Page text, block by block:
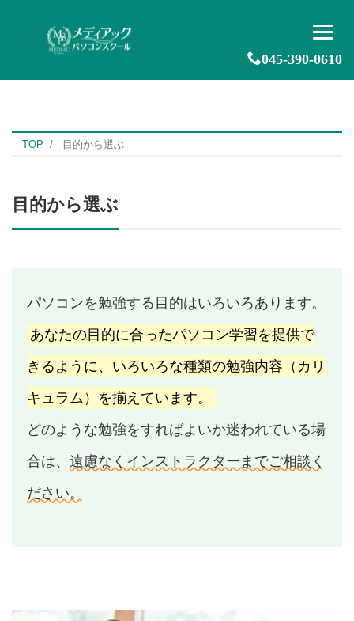
045-390-0610
TOP 目的から選ぶ
目的から選ぶ
パソコンを勉強する目的はいろいろあります。
あなたの目的に合ったパソコン学習を提供で
きるように、いろいろな種類の勉強内容（カリ
キュラム）を揃えています。
どのような勉強をすればよいか迷われている場
合は、遠慮なくインストラクターまでご相談く
ださい。